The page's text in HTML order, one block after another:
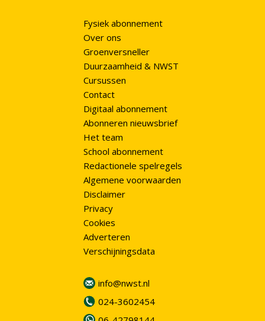
Fysiek abonnement
Over ons
Groenversneller
Duurzaamheid & NWST
Cursussen
Contact
Digitaal abonnement
Abonneren nieuwsbrief
Het team
School abonnement
Redactionele spelregels
Algemene voorwaarden
Disclaimer
Privacy
Cookies
Adverteren
Verschijningsdata
info@nwst.nl
024-3602454